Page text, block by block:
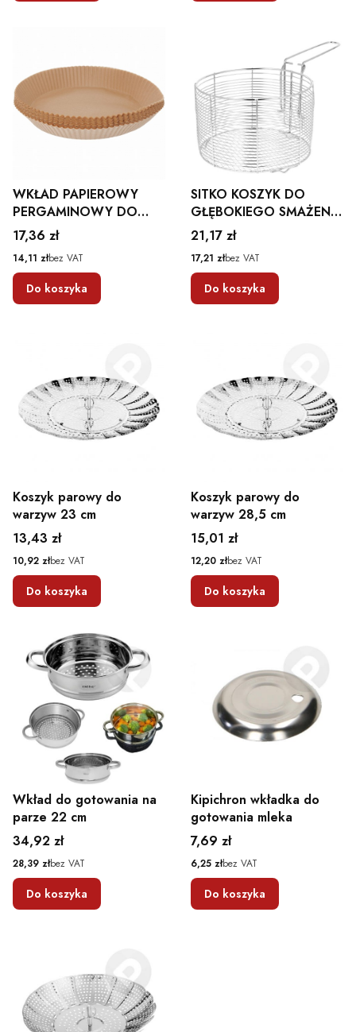
WKŁAD PAPIEROWY
PERGAMINOWY DO
FRYTOWNICY
BEZTŁUSZCZOWEJ 20CM
100SZT
Cena
17,36 zł
Cena
14,11 złbez VAT
Do koszyka
SITKO KOSZYK DO
GŁĘBOKIEGO SMAŻENIA
18cm FRYTEK RYB MIĘSA
Cena
21,17 zł
Cena
17,21 złbez VAT
Do koszyka
Koszyk parowy do
warzyw 23 cm
Cena
13,43 zł
Cena
10,92 złbez VAT
Do koszyka
Koszyk parowy do
warzyw 28,5 cm
Cena
15,01 zł
Cena
12,20 złbez VAT
Do koszyka
Wkład do gotowania na
parze 22 cm
Cena
34,92 zł
Cena
28,39 złbez VAT
Do koszyka
Kipichron wkładka do
gotowania mleka
Cena
7,69 zł
Cena
6,25 złbez VAT
Do koszyka